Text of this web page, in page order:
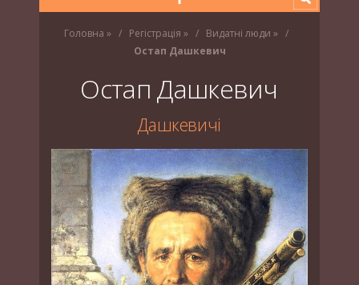
Головна » Регістрація » Видатні люди »
Остап Дашкевич
Остап Дашкевич
Дашкевичі